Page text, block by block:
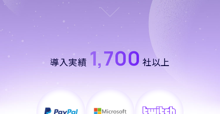
導入実績 1,700 社以上